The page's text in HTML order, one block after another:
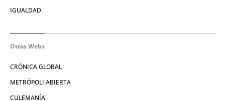
IGUALDAD
Otras Webs
CRÓNICA GLOBAL
METRÓPOLI ABIERTA
CULEMANÍA